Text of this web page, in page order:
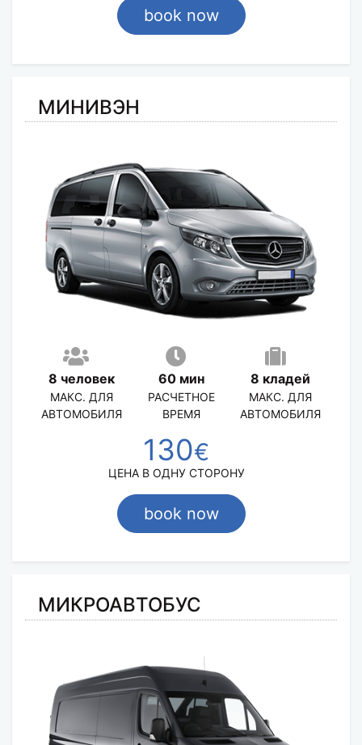
book now
МИНИВЭН
8 человек
МАКС. ДЛЯ
АВТОМОБИЛЯ
60 мин
РАСЧЕТНОЕ
ВРЕМЯ
8 кладей
МАКС. ДЛЯ
АВТОМОБИЛЯ
ЦЕНА В ОДНУ СТОРОНУ
130€
book now
МИКРОАВТОБУС